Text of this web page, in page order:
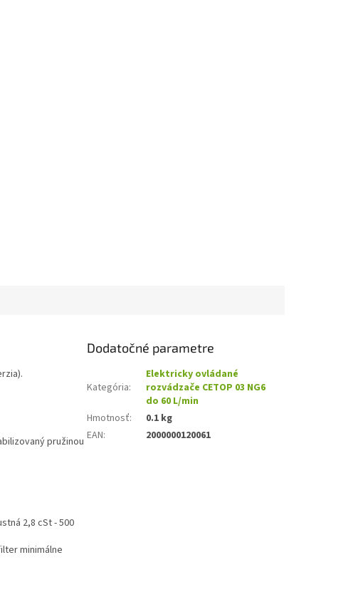
pružinou
2,8 cSt - 500
minimálne
Dodatočné parametre
Kategória:
Elektricky ovládané
rozvádzače CETOP 03 NG6
do 60 L/min
Hmotnosť:
0.1 kg
EAN: 2000000120061